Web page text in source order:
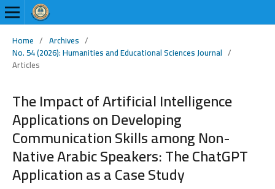
Home / Archives /
No. 54 (2026): Humanities and Educational Sciences Journal /
Articles
The Impact of Artificial Intelligence
Applications on Developing
Communication Skills among Non-
Native Arabic Speakers: The ChatGPT
Application as a Case Study